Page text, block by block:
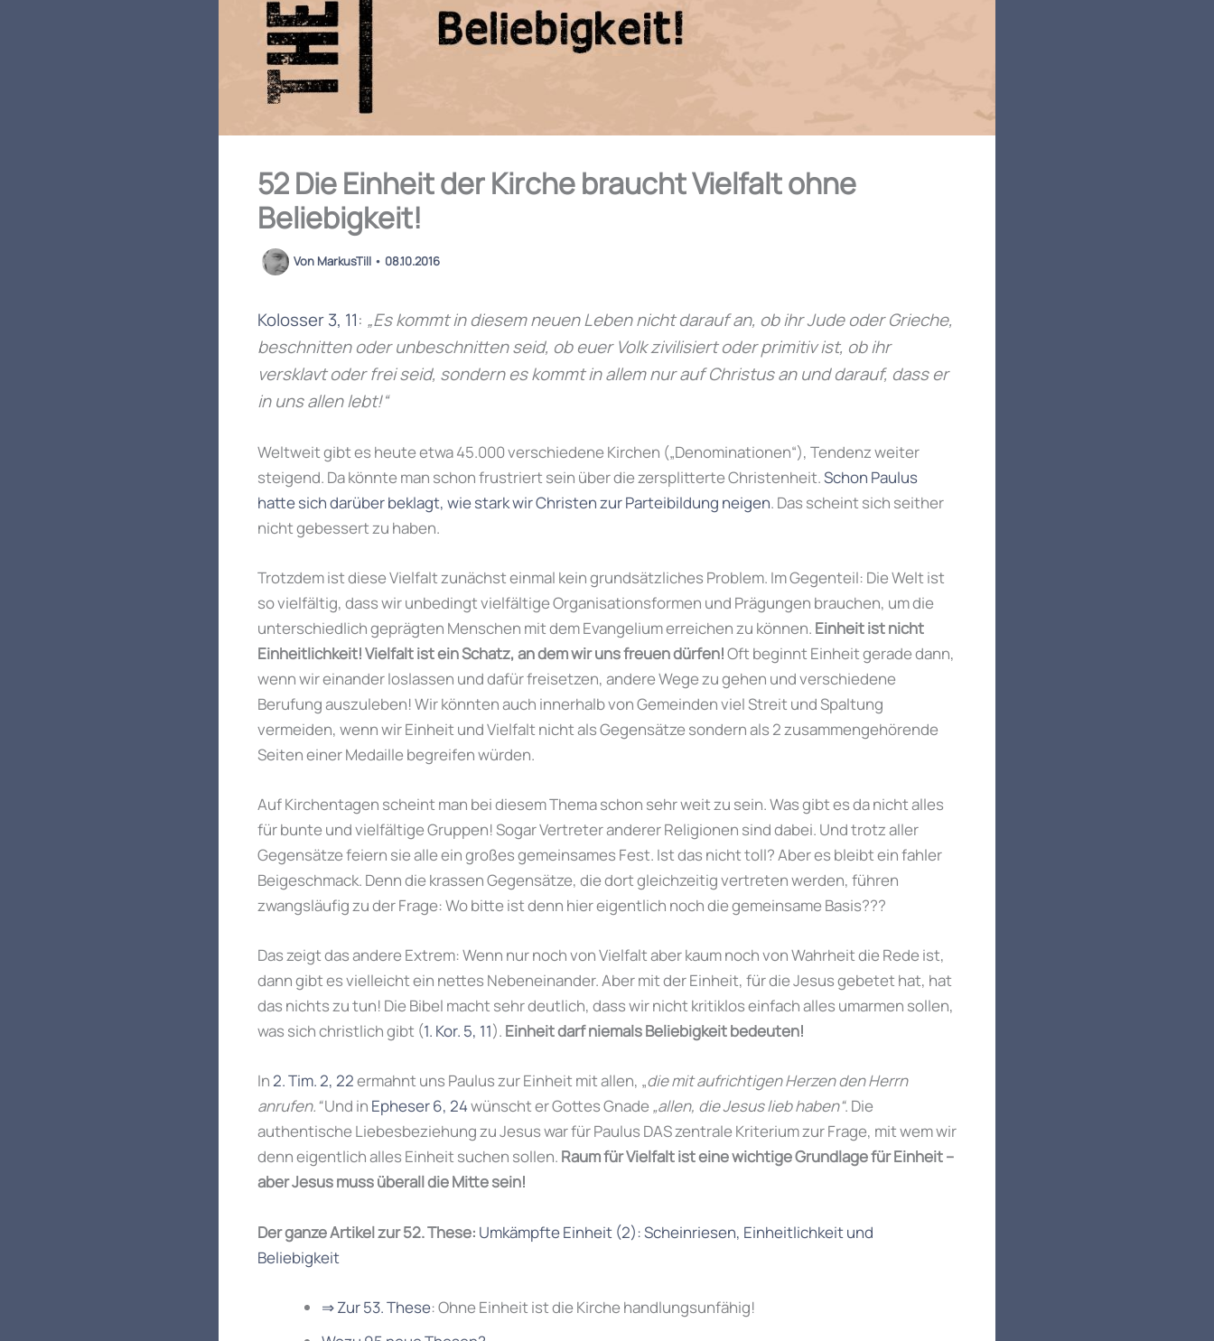
52 Die Einheit der Kirche braucht Vielfalt ohne
Beliebigkeit!
Von MarkusTill • 08.10.2016
Kolosser 3, 11: „Es kommt in diesem neuen Leben nicht darauf an, ob ihr Jude oder Grieche,
beschnitten oder unbeschnitten seid, ob euer Volk zivilisiert oder primitiv ist, ob ihr
versklavt oder frei seid, sondern es kommt in allem nur auf Christus an und darauf, dass er
in uns allen lebt!“
Weltweit gibt es heute etwa 45.000 verschiedene Kirchen („Denominationen“), Tendenz weiter
steigend. Da könnte man schon frustriert sein über die zersplitterte Christenheit.Schon Paulus
hatte sich darüber beklagt, wie stark wir Christen zur Parteibildung neigen. Das scheint sich seither
nicht gebessert zu haben.
Trotzdem ist diese Vielfalt zunächst einmal kein grundsätzliches Problem. Im Gegenteil: Die Welt ist
so vielfältig, dass wir unbedingt vielfältige Organisationsformen und Prägungen brauchen, um die
unterschiedlich geprägten Menschen mit dem Evangelium erreichen zu können. Einheit ist nicht
Einheitlichkeit!Vielfalt ist ein Schatz, an dem wir uns freuen dürfen!Oft beginnt Einheit gerade dann,
wenn wir einander loslassen und dafür freisetzen, andere Wege zu gehen und verschiedene
Berufung auszuleben! Wir könnten auch innerhalb von Gemeinden viel Streit und Spaltung
vermeiden, wenn wir Einheit und Vielfalt nicht als Gegensätze sondern als 2 zusammengehörende
Seiten einer Medaille begreifen würden.
Auf Kirchentagen scheint man bei diesem Thema schon sehr weit zu sein. Was gibt es da nicht alles
für bunte und vielfältige Gruppen! Sogar Vertreter anderer Religionen sind dabei. Und trotz aller
Gegensätze feiern sie alle ein großes gemeinsames Fest. Ist das nicht toll? Aber es bleibt ein fahler
Beigeschmack. Denn die krassen Gegensätze, die dort gleichzeitig vertreten werden, führen
zwangsläufig zu der Frage: Wo bitte ist denn hier eigentlich noch die gemeinsame Basis???
Das zeigt das andere Extrem: Wenn nur noch von Vielfalt aber kaum noch von Wahrheit die Rede ist,
dann gibt es vielleicht ein nettes Nebeneinander. Aber mit der Einheit, für die Jesus gebetet hat, hat
das nichts zu tun! Die Bibel macht sehr deutlich, dass wir nicht kritiklos einfach alles umarmen sollen,
was sich christlich gibt (1. Kor. 5, 11). Einheit darf niemals Beliebigkeit bedeuten!
In2. Tim. 2, 22ermahnt uns Paulus zur Einheit mit allen, „die mit aufrichtigen Herzen den Herrn
anrufen.“Und in Epheser 6, 24wünscht er Gottes Gnade „allen, die Jesus lieb haben“. Die
authentische Liebesbeziehung zu Jesus war für Paulus DAS zentrale Kriterium zur Frage, mit wem wir
denn eigentlich alles Einheit suchen sollen. Raum für Vielfalt ist eine wichtige Grundlage für Einheit –
aber Jesus muss überall die Mitte sein!
Der ganze Artikel zur 52. These: Umkämpfte Einheit (2): Scheinriesen, Einheitlichkeit und
Beliebigkeit
⇒ Zur 53. These: Ohne Einheit ist die Kirche handlungsunfähig!